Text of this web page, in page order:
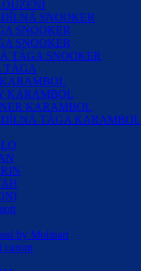
SNOOKER
SNOOKER
SNOOKER
TÁGA SNOOKER
TÁGA
KARAMBOL
KARAMBOL
TÁGA KARAMBOL
by Molinari
carom